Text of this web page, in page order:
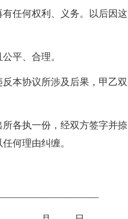
任何权利、义务。以后因这
平、合理。
本协议所涉及后果，甲乙双
各执一份，经双方签字并捺
何理由纠缠。